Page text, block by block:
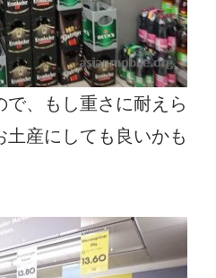
で、もし重さに耐えら
産にしても良いかも